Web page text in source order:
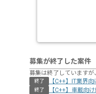
募集が終了した案件
募集は終了しています
終了 【C++】IT業界
終了 【C++】車載向